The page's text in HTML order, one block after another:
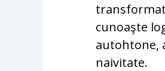
cunoaşte
autohtone,
naivitate.